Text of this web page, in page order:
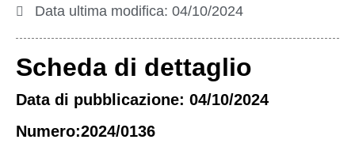
Data ultima modifica: 04/10/2024
Scheda di dettaglio
Data di pubblicazione: 04/10/2024
Numero:2024/0136